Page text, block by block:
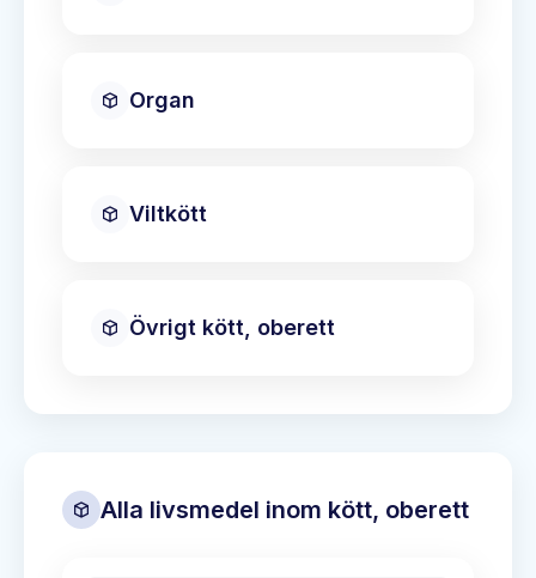
Organ
Viltkött
Övrigt kött, oberett
Alla livsmedel inom kött, oberett